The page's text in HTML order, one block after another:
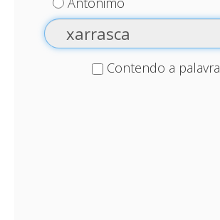
Contendo a palavra